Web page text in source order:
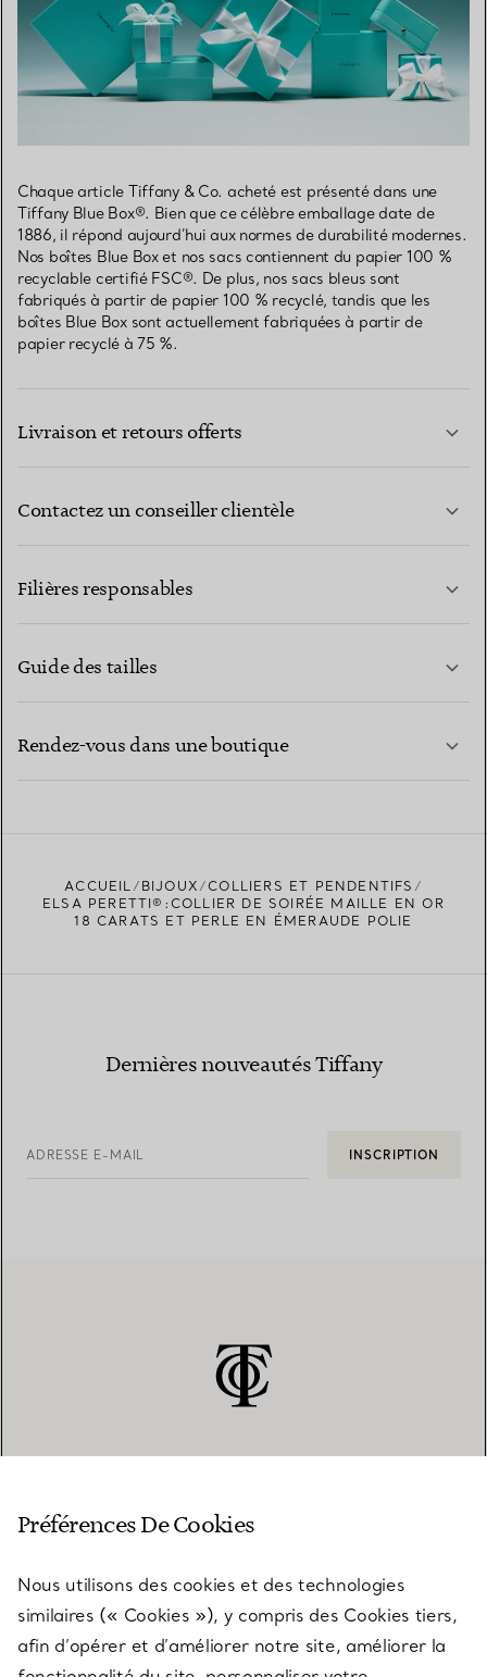
Chaque article Tiffany & Co. acheté est présenté dans une
Tiffany Blue Box®. Bien que ce célèbre emballage date de
1886, il répond aujourd’hui aux normes de durabilité modernes.
Nos boîtes Blue Box et nos sacs contiennent du papier 100 %
recyclable certifié FSC®. De plus, nos sacs bleus sont
fabriqués à partir de papier 100 % recyclé, tandis que les
boîtes Blue Box sont actuellement fabriquées à partir de
papier recyclé à 75 %.
Livraison et retours offerts
Contactez un conseiller clientèle
Filières responsables
Guide des tailles
Rendez-vous dans une boutique
TROUVEZ LA BOUTIQUE LA PLUS PROCHE
ACCUEIL BIJOUX
COLLIERS ET PENDENTIFS
ELSA PERETTI®:COLLIER DE SOIRÉE MAILLE EN OR
18 CARATS ET PERLE EN ÉMERAUDE POLIE
Dernières nouveautés Tiffany
ADRESSE E-MAIL INSCRIPTION
SERVICES
Préférences De Cookies
Nous utilisons des cookies et des technologies
similaires (« Cookies »), y compris des Cookies tiers,
afin d’opérer et d’améliorer notre site, améliorer la